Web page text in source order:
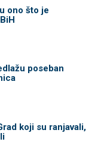
ono što je
poseban
koji su ranjavali,